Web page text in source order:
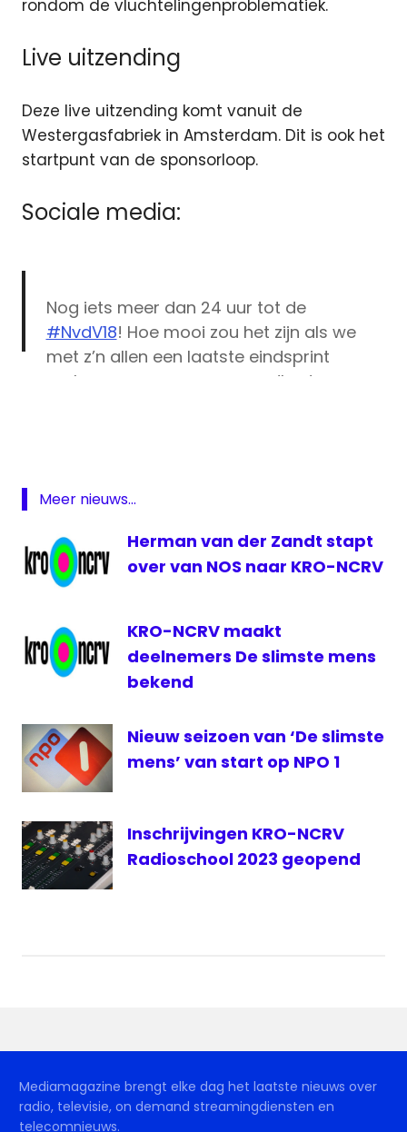
rondom de vluchtelingenproblematiek.
Live uitzending
Deze live uitzending komt vanuit de
Westergasfabriek in Amsterdam. Dit is ook het
startpunt van de sponsorloop.
Sociale media:
Nog iets meer dan 24 uur tot de
#NvdV18! Hoe mooi zou het zijn als we
met z’n allen een laatste eindsprint
maken en samen een recordbedrag van
pic.twitter.com/wUt2xPEvyY
— Nacht van de Vluchteling (@NvdV20)
June 15, 2018
Staats
Nacht van
de
Vluchteling
Meer nieuws...
Herman van der Zandt stapt
over van NOS naar KRO-NCRV
KRO-NCRV maakt
deelnemers De slimste mens
bekend
Nieuw seizoen van ‘De slimste
mens’ van start op NPO 1
Inschrijvingen KRO-NCRV
Radioschool 2023 geopend
Mediamagazine brengt elke dag het laatste nieuws over
radio, televisie, on demand streamingdiensten en
telecomnieuws.